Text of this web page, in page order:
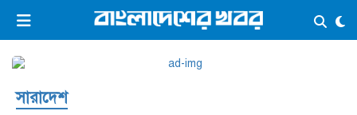
ভিডিও ই-পেপার লগইন ×
সারাদেশ